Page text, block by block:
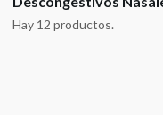
Hay 12 productos.